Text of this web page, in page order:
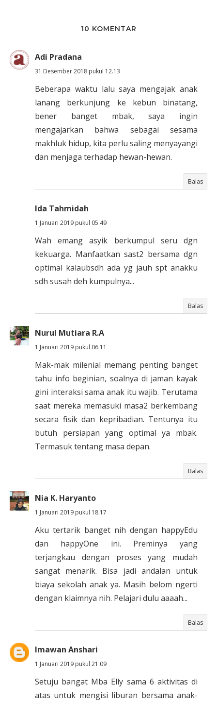
10 KOMENTAR
Adi Pradana
31 Desember 2018 pukul 12.13
Beberapa waktu lalu saya mengajak anak
lanang berkunjung ke kebun binatang,
bener banget mbak, saya ingin
mengajarkan bahwa sebagai sesama
makhluk hidup, kita perlu saling menyayangi
dan menjaga terhadap hewan-hewan.
Balas
Ida Tahmidah
1 Januari 2019 pukul 05.49
Wah emang asyik berkumpul seru dgn
kekuarga. Manfaatkan sast2 bersama dgn
optimal kalaubsdh ada yg jauh spt anakku
sdh susah deh kumpulnya...
Balas
Nurul Mutiara R.A
1 Januari 2019 pukul 06.11
Mak-mak milenial memang penting banget
tahu info beginian, soalnya di jaman kayak
gini interaksi sama anak itu wajib. Terutama
saat mereka memasuki masa2 berkembang
secara fisik dan kepribadian. Tentunya itu
butuh persiapan yang optimal ya mbak.
Termasuk tentang masa depan.
Balas
Nia K. Haryanto
1 Januari 2019 pukul 18.17
Aku tertarik banget nih dengan happyEdu
dan happyOne ini. Preminya yang
terjangkau dengan proses yang mudah
sangat menarik. Bisa jadi andalan untuk
biaya sekolah anak ya. Masih belom ngerti
dengan klaimnya nih. Pelajari dulu aaaah...
Balas
Imawan Anshari
1 Januari 2019 pukul 21.09
Setuju bangat Mba Elly sama 6 aktivitas di
atas untuk mengisi liburan bersama anak-